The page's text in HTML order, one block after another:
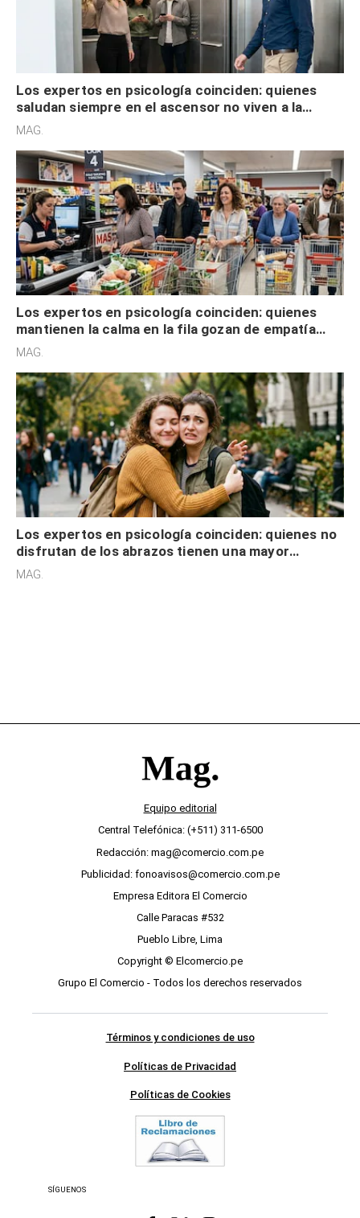
Los expertos en psicología coinciden: quienes
saludan siempre en el ascensor no viven a la
defensiva y tienen apertura social
MAG.
Los expertos en psicología coinciden: quienes
mantienen la calma en la fila gozan de empatía
cognitiva, gratitud y no solo tienen autocontrol
MAG.
Los expertos en psicología coinciden: quienes no
disfrutan de los abrazos tienen una mayor
sensibilidad a los estímulos físicos y no es por
MAG.
Equipo editorial
Central Telefónica: (+511) 311-6500
Redacción: mag@comercio.com.pe
Publicidad: fonoavisos@comercio.com.pe
Empresa Editora El Comercio
Calle Paracas #532
Pueblo Libre, Lima
Copyright © Elcomercio.pe
Grupo El Comercio - Todos los derechos reservados
Términos y condiciones de uso
Políticas de Privacidad
Políticas de Cookies
SÍGUENOS